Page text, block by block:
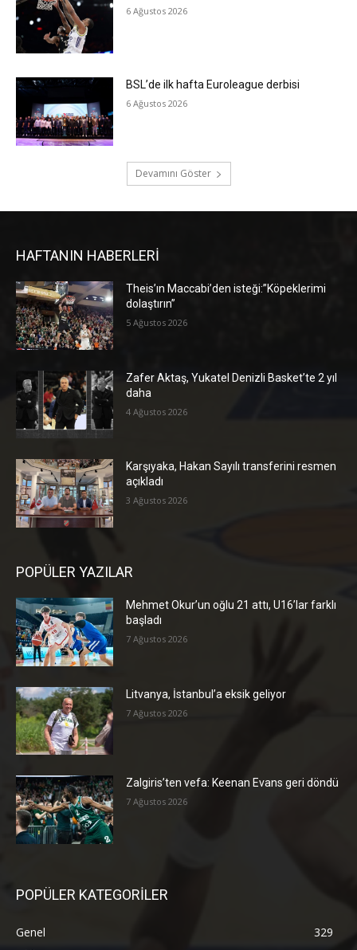
6 Ağustos 2026
BSL’de ilk hafta Euroleague derbisi
6 Ağustos 2026
Devamını Göster
HAFTANIN HABERLERİ
Theis’ın Maccabi’den isteği:”Köpeklerimi
dolaştırın”
5 Ağustos 2026
Zafer Aktaş, Yukatel Denizli Basket’te 2 yıl
daha
4 Ağustos 2026
Karşıyaka, Hakan Sayılı transferini resmen
açıkladı
3 Ağustos 2026
POPÜLER YAZILAR
Mehmet Okur’un oğlu 21 attı, U16’lar farklı
başladı
7 Ağustos 2026
Litvanya, İstanbul’a eksik geliyor
7 Ağustos 2026
Zalgiris’ten vefa: Keenan Evans geri döndü
7 Ağustos 2026
POPÜLER KATEGORİLER
Genel
329